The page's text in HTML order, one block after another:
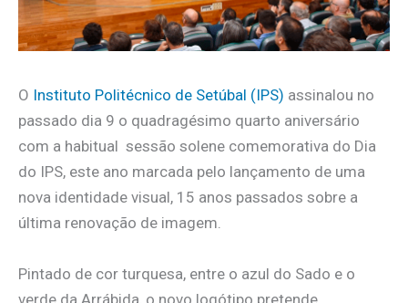
O Instituto Politécnico de Setúbal (IPS) assinalou no
passado dia 9 o quadragésimo quarto aniversário
com a habitual sessão solene comemorativa do Dia
do IPS, este ano marcada pelo lançamento de uma
nova identidade visual, 15 anos passados sobre a
última renovação de imagem.
Pintado de cor turquesa, entre o azul do Sado e o
verde da Arrábida, o novo logótipo pretende